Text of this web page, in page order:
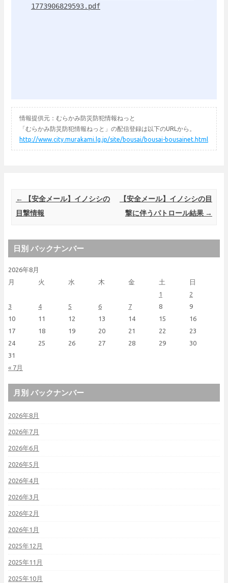
1773906829593.pdf
情報提供元：むらかみ防災防犯情報ねっと
「むらかみ防災防犯情報ねっと」の配信登録は以下のURLから。
http://www.city.murakami.lg.jp/site/bousai/bousai-bousainet.html
Post navigation
←
【安全メール】イノシシの
目撃情報
【安全メール】イノシシの目
撃に伴うパトロール結果 →
日別 バックナンバー
2026年8月
月
火 水 木 金 土 日
« 7月
1
2
3
4 5 6 7 8
9
10
11 12 13 14 15
16
17
18 19 20 21 22
23
24
25 26 27 28 29
30
31
月別 バックナンバー
2026年8月
2026年7月
2026年6月
2026年5月
2026年4月
2026年3月
2026年2月
2026年1月
2025年12月
2025年11月
2025年10月